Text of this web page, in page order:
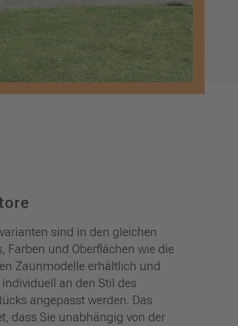
sind in den gleichen
Farben und Oberflächen wie die
Zaunmodelle erhältlich und
an den Stil des
angepasst werden. Das
dass Sie unabhängig von der